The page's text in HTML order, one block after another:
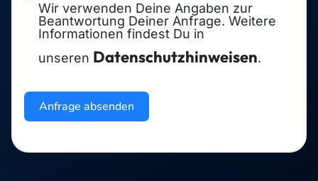
Wir verwenden Deine Angaben zur
Beantwortung Deiner Anfrage. Weitere
Informationen findest Du in
unseren Datenschutzhinweisen.
Anfrage absenden